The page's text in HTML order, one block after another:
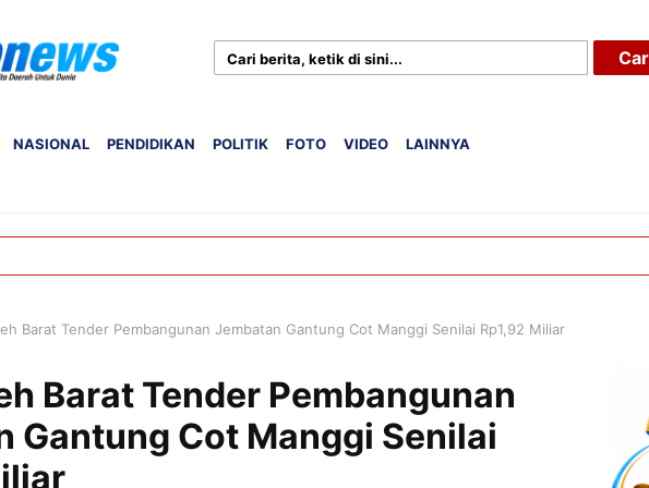
NASIONAL PENDIDIKAN POLITIK FOTO VIDEO LAINNYA
Barat Tender Pembangunan Jembatan Gantung Cot Manggi Senilai Rp1,92 Miliar
Barat Tender Pembangunan
Gantung Cot Manggi Senilai